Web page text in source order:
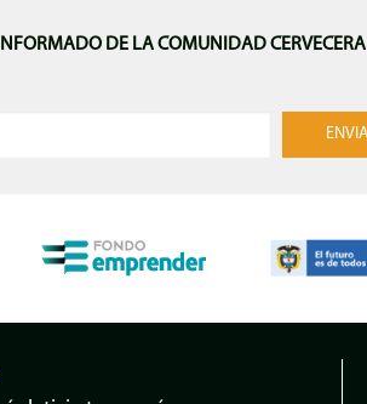
DE LA COMUNIDAD CERVECERA